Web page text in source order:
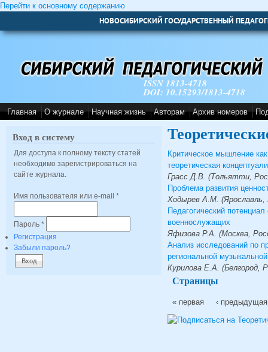
Перейти к основному содержанию
НОВОСИБИРСКИЙ ГОСУДАРСТВЕННЫЙ
ISSN 1813-4718
DOI: 10.15293/1813-4718
Главная О журнале Научная жизнь Авторам Архив номеров
Вход в систему
Для доступа к полному тексту статей
необходимо зарегистрироваться на
сайте журнала.
Имя пользователя или e-mail *
Пароль *
Регистрация
Забыли пароль?
Критическое мышление
теоретическая
Грасс Д.В. (Тольятти,
Проблема развития
Ходырев А.М. (Ярославль,
Педагогический
военнослужащих
Яфизова Р.А. (Москва,
Анализ исследований по
региональной
Курилова Е.А. (Белгород,
Страницы
« первая ‹ предыдущая